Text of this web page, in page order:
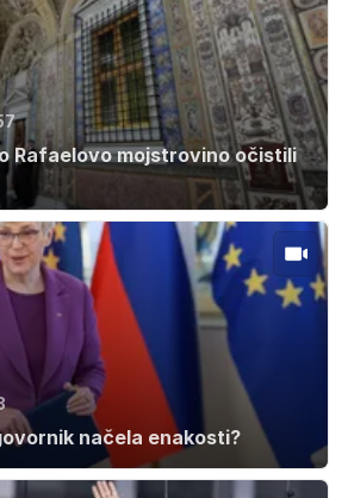
Rafaelovo mojstrovino očistili
načela enakosti?